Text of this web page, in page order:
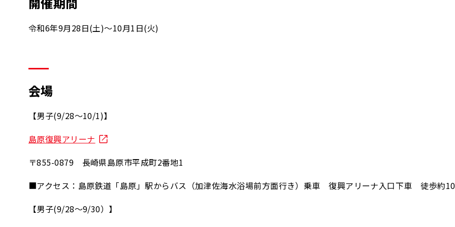
令和6年9月28日(土)～10月1日(火)
会場
【男子(9/28～10/1)】
島原復興アリーナ
〒855-0879 長崎県島原市平成町2番地1
■アクセス：島原鉄道「島原」駅からバス（加津佐海水浴場前方面行き）乗車 復興アリーナ入口下車 徒歩約
【男子(9/28～9/30）】